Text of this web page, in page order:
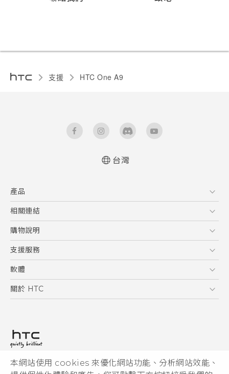
本網站使用 cookies 來優化網站功能、分析網站效能、
支援 HTC One A9‎
台灣
產品
5G
智慧型手機
配件
相關連結
HTC Research
購物說明
購物須知
訂單管理
付款方式
支援服務
到府收送維修服務
服務中心資訊
客戶服務佈告欄
軟體
應用程式
HTC Sync Manager
關於 HTC
投資人
隱私權政策
© 2011-2026 HTC Corporation